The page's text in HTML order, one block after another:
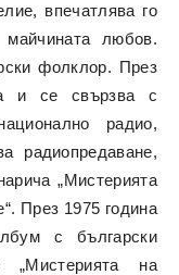
впечатлява го
любов.
фолклор. През
и се свързва с
радио,
радиопредаване,
„Мистерията
През 1975 година
с български
„Мистерията на